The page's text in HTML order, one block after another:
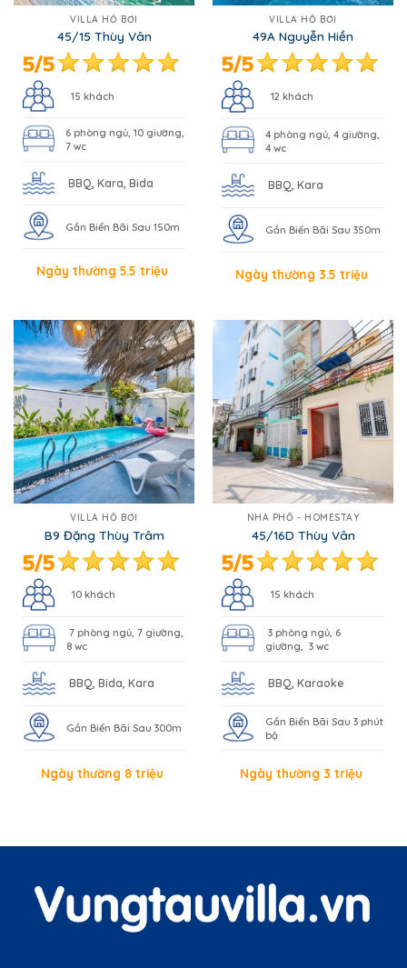
VILLA HỒ BƠI
45/15 Thùy Vân
15 khách
6 phòng ngủ, 10 giường,
7 wc
BBQ, Kara, Bida
Gần Biển Bãi Sau 150m
Ngày thường 5.5 triệu
VILLA HỒ BƠI
49A Nguyễn Hiền
12 khách
4 phòng ngủ, 4 giường,
4 wc
BBQ, Kara
Gần Biển Bãi Sau 350m
Ngày thường 3.5 triệu
VILLA HỒ BƠI
B9 Đặng Thùy Trâm
10 khách
7 phòng ngủ, 7 giường,
8 wc
BBQ, Bida, Kara
Gần Biển Bãi Sau 300m
Ngày thường 8 triệu
NHÀ PHỐ - HOMESTAY
45/16D Thùy Vân
15 khách
3 phòng ngủ, 6
giường, 3 wc
BBQ, Karaoke
Gần Biển Bãi Sau 3 phút
bộ
Ngày thường 3 triệu